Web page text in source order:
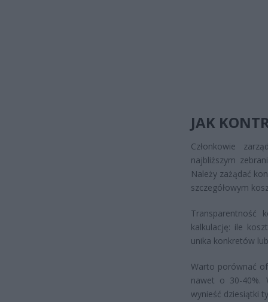
JAK
Członkowie
najbliższym
Należy zażądać
szczegółowym
Transparentność
kalkulację: ile
unika konkretów
Warto porównać
nawet o 30-40%.
wynieść dziesiątki